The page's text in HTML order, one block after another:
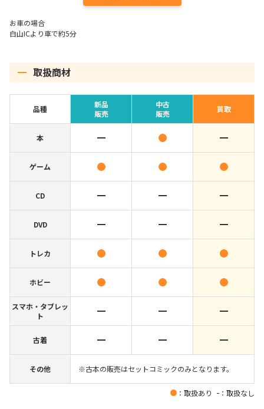
お車の場合
白山ICより車で約5分
取扱商材
品種
新品
販売
中古
販売
買取
本
ゲーム
CD
DVD
トレカ
ホビー
スマホ・タブレッ
ト
古着
その他 ※古本の販売はセットコミックのみとなります。
：取扱あり ：取扱なし